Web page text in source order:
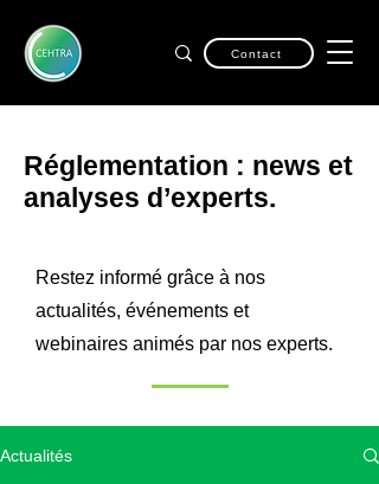
Contact
Réglementation : news et
analyses d’experts.
Restez informé grâce à nos
actualités, événements et
webinaires animés par nos experts.
Actualités